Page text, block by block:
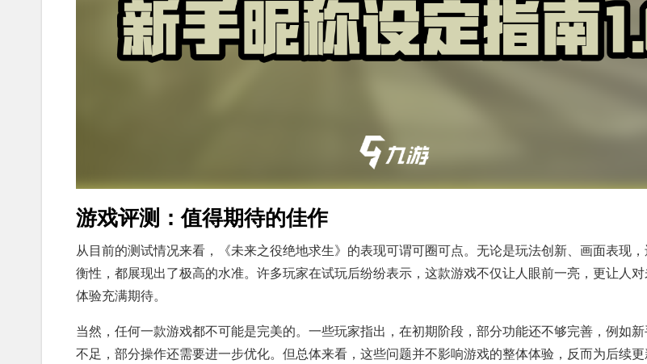
游戏评测：值得期待的佳作
从目前的测试情况来看，《未来之役绝地求生》的表现可谓可圈可点。无论是玩法创新、画面表现
衡性，都展现出了极高的水准。许多玩家在试玩后纷纷表示，这款游戏不仅让人眼前一亮，更让人
体验充满期待。
当然，任何一款游戏都不可能是完美的。一些玩家指出，在初期阶段，部分功能还不够完善，例如
不足，部分操作还需要进一步优化。但总体来看，这些问题并不影响游戏的整体体验，反而为后续